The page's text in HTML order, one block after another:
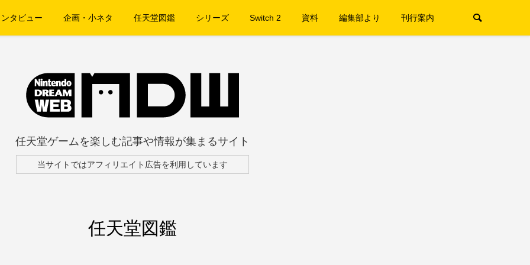
ンタビュー 企画・小ネタ 任天堂図鑑 シリーズ Switch 2 資料 編集部より 刊行案内
任天堂ゲームを楽しむ記事や情報が集まるサイト
当サイトではアフィリエイト広告を利用しています
任天堂図鑑